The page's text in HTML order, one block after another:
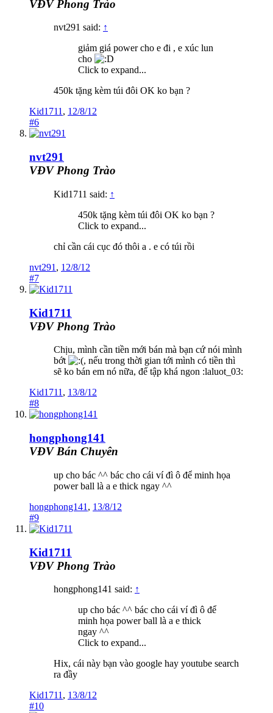
VĐV Phong Trào
nvt291 said: ↑
giảm giá power cho e đi , e xúc lun
cho
Click to expand...
450k tặng kèm túi đôi OK ko bạn ?
Kid1711, 12/8/12
#6
nvt291
VĐV Phong Trào
Kid1711 said: ↑
450k tặng kèm túi đôi OK ko bạn ?
Click to expand...
chỉ cần cái cục đó thôi a . e có túi rồi
nvt291 , 12/8/12
#7
Kid1711
VĐV Phong Trào
Chịu, mình cần tiền mới bán mà bạn cứ nói mình
bớt
, nếu trong thời gian tới mình có tiền thì
sẽ ko bán em nó nữa, để tập khá ngon :laluot_03:
Kid1711 , 13/8/12
#8
hongphong141
VĐV Bán Chuyên
up cho bác ^^ bác cho cái ví đì ô để minh họa
power ball là a e thick ngay ^^
hongphong141 , 13/8/12
#9
Kid1711
VĐV Phong Trào
hongphong141 said: ↑
up cho bác ^^ bác cho cái ví đì ô để
minh họa power ball là a e thick
ngay ^^
Click to expand...
Hix, cái này bạn vào google hay youtube search
ra đầy
Kid1711 , 13/8/12
#10